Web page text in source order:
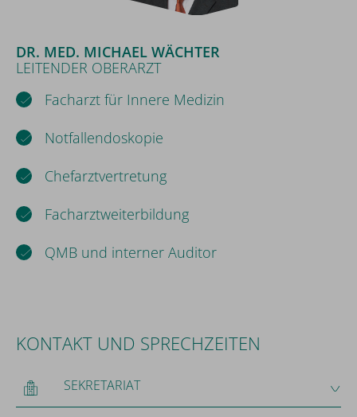
DR. MED. MICHAEL WÄCHTER
LEITENDER OBERARZT
Facharzt für Innere Medizin
Notfallendoskopie
Chefarztvertretung
Facharztweiterbildung
QMB und interner Auditor
KONTAKT UND SPRECHZEITEN
SEKRETARIAT